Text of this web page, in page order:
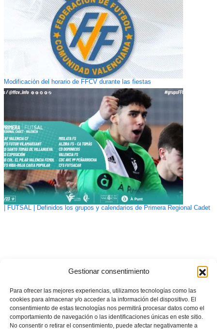
Gestionar consentimiento
Para ofrecer las mejores experiencias, utilizamos tecnologías como las
cookies para almacenar y/o acceder a la información del dispositivo. El
consentimiento de estas tecnologías nos permitirá procesar datos como el
comportamiento de navegación o las identificaciones únicas en este sitio.
No consentir o retirar el consentimiento, puede afectar negativamente a
Modificación del horario de FFCV durante las fiestas
| FUTSAL | Definidos los grupos y calendarios de Primera Regional Cadet